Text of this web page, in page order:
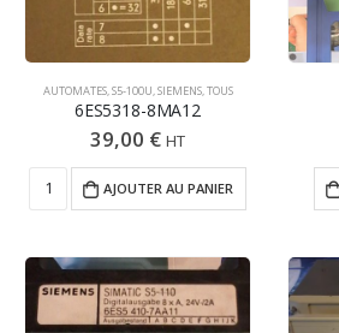
AUTOMATES,S5-100U,SIEMENS,TOUS
6ES5318-8MA12
39,00 € HT
AJOUTER AU PANIER